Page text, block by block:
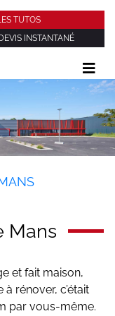
TUTOS
DEVIS INSTANTANÉ
Mans
et fait maison,
rénover, c’était
par vous-même.